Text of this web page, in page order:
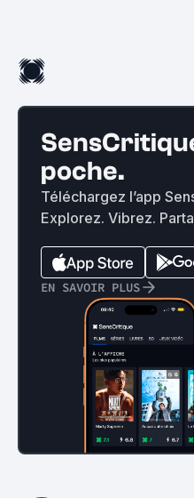
poche.
Téléchargez l’app
Explorez. Vibrez.
EN SAVOIR PLUS